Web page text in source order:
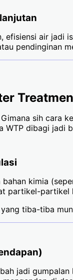
efisiensi air jadi
pendinginan
sih cara
WTP dibagi jadi
kimia
partikel-
tiba-tiba
jadi